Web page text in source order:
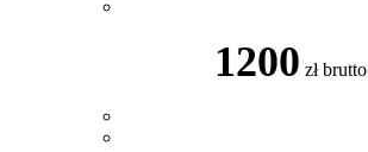
1200 zł brutto